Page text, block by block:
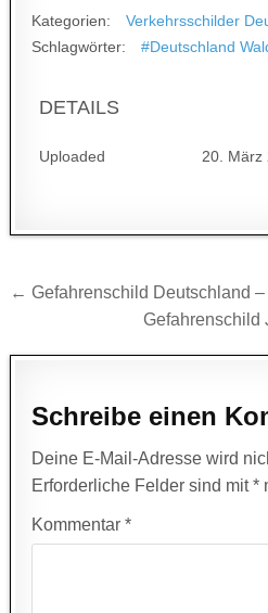
Kategorien:
Verkehrsschilder
Schlagwörter:
#Deutschland
DETAILS
Uploaded 20. März
← Gefahrenschild Deutschland
Gefahrenschild
Schreibe einen
Deine E-Mail-Adresse wird
Erforderliche Felder sind mit*
Kommentar*